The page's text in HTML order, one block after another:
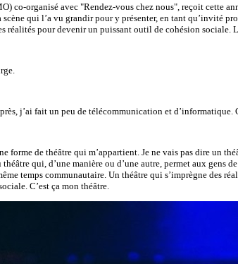
co-organisé avec "Rendez-vous chez nous", reçoit cette
qui l’a vu grandir pour y présenter, en tant qu’invité
réalités pour devenir un puissant outil de cohésion sociale.
j’ai fait un peu de télécommunication et d’informatique.
de théâtre qui m’appartient. Je ne vais pas dire un
qui, d’une manière ou d’une autre, permet aux
temps communautaire. Un théâtre qui s’imprègne des
C’est ça mon théâtre.